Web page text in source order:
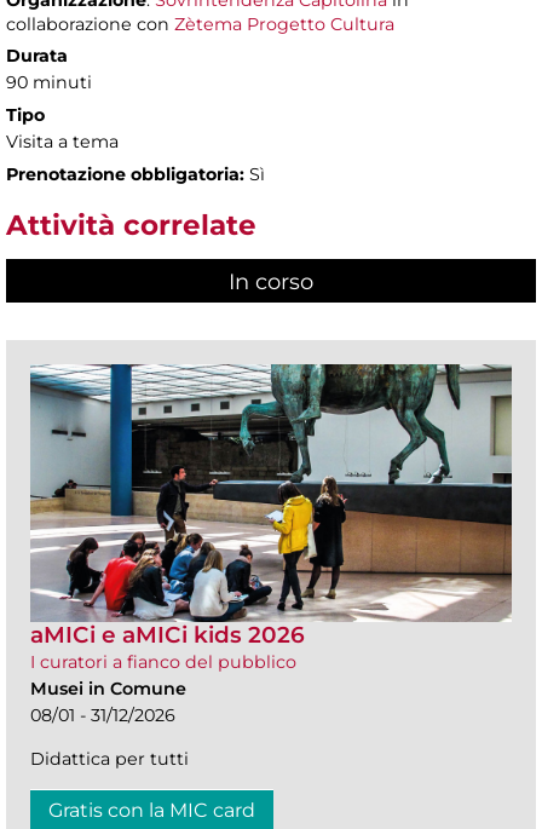
collaborazione con Zètema Progetto Cultura
Durata
90 minuti
Tipo
Visita a tema
Prenotazione obbligatoria: Sì
Attività correlate
In corso
aMICi e aMICi kids 2026
I curatori a fianco del pubblico
Musei in Comune
08/01 - 31/12/2026
Didattica per tutti
Gratis con la MIC card